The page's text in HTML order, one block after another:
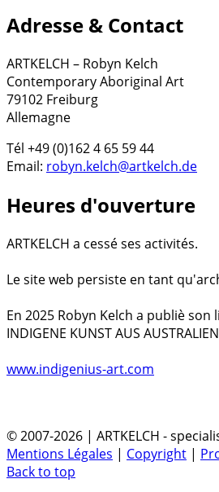
Adresse & Contact
ARTKELCH – Robyn Kelch
Contemporary Aboriginal Art
79102 Freiburg
Allemagne
Tél +49 (0)162 4 65 59 44
Email: robyn.kelch@artkelch.de
Heures d'ouverture
ARTKELCH a cessé ses activités.
Le site web persiste en tant
En 2025 Robyn Kelch a publiè son
INDIGENE KUNST AUS
www.indigenius-art.com
© 2007-2026 | ARTKELCH -
Mentions Légales | Copyright |
Back to top